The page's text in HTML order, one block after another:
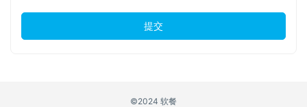
提交
©2024 软餐